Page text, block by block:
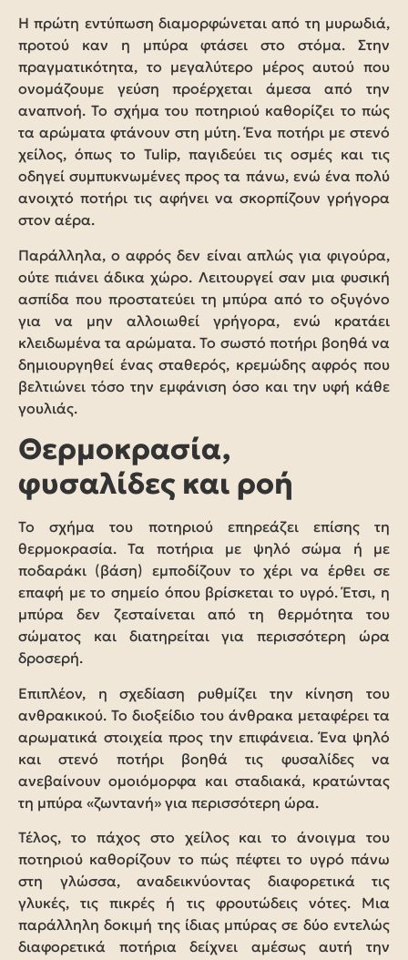
Η πρώτη εντύπωση διαμορφώνεται από τη μυρωδιά,
προτού καν η μπύρα φτάσει στο στόμα. Στην
πραγματικότητα, το μεγαλύτερο μέρος αυτού που
ονομάζουμε γεύση προέρχεται άμεσα από την
αναπνοή. Το σχήμα του ποτηριού καθορίζει το πώς
τα αρώματα φτάνουν στη μύτη. Ένα ποτήρι με στενό
χείλος, όπως το Tulip, παγιδεύει τις οσμές και τις
οδηγεί συμπυκνωμένες προς τα πάνω, ενώ ένα πολύ
ανοιχτό ποτήρι τις αφήνει να σκορπίζουν γρήγορα
στον αέρα.
Παράλληλα, ο αφρός δεν είναι απλώς για φιγούρα,
ούτε πιάνει άδικα χώρο. Λειτουργεί σαν μια φυσική
ασπίδα που προστατεύει τη μπύρα από το οξυγόνο
για να μην αλλοιωθεί γρήγορα, ενώ κρατάει
κλειδωμένα τα αρώματα. Το σωστό ποτήρι βοηθά να
δημιουργηθεί ένας σταθερός, κρεμώδης αφρός που
βελτιώνει τόσο την εμφάνιση όσο και την υφή κάθε
γουλιάς.
Θερμοκρασία,
φυσαλίδες και ροή
Το σχήμα του ποτηριού επηρεάζει επίσης τη
θερμοκρασία. Τα ποτήρια με ψηλό σώμα ή με
ποδαράκι (βάση) εμποδίζουν το χέρι να έρθει σε
επαφή με το σημείο όπου βρίσκεται το υγρό. Έτσι, η
μπύρα δεν ζεσταίνεται από τη θερμότητα του
σώματος και διατηρείται για περισσότερη ώρα
δροσερή.
Επιπλέον, η σχεδίαση ρυθμίζει την κίνηση του
ανθρακικού. Το διοξείδιο του άνθρακα μεταφέρει τα
αρωματικά στοιχεία προς την επιφάνεια. Ένα ψηλό
και στενό ποτήρι βοηθά τις φυσαλίδες να
ανεβαίνουν ομοιόμορφα και σταδιακά, κρατώντας
τη μπύρα «ζωντανή» για περισσότερη ώρα.
Τέλος, το πάχος στο χείλος και το άνοιγμα του
ποτηριού καθορίζουν το πώς πέφτει το υγρό πάνω
στη γλώσσα, αναδεικνύοντας διαφορετικά τις
γλυκές, τις πικρές ή τις φρουτώδεις νότες. Μια
παράλληλη δοκιμή της ίδιας μπύρας σε δύο εντελώς
διαφορετικά ποτήρια δείχνει αμέσως αυτή την